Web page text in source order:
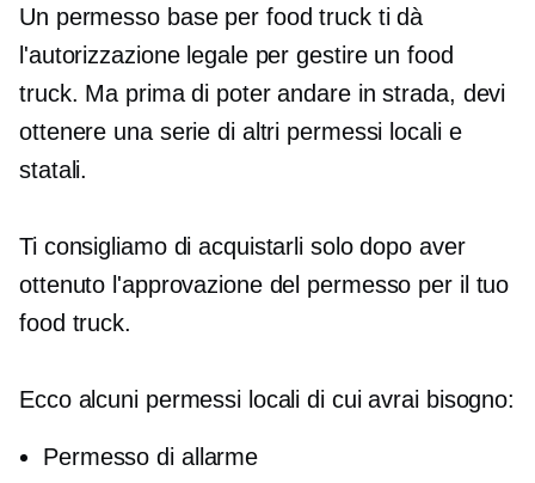
Un permesso base per food truck ti dà
l'autorizzazione legale per gestire un food
truck. Ma prima di poter andare in strada, devi
ottenere una serie di altri permessi locali e
statali.
Ti consigliamo di acquistarli solo dopo aver
ottenuto l'approvazione del permesso per il tuo
food truck.
Ecco alcuni permessi locali di cui avrai bisogno:
Permesso di allarme